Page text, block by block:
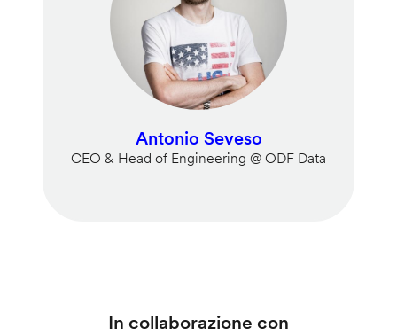
Antonio Seveso
CEO & Head of Engineering @ ODF Data
In collaborazione con